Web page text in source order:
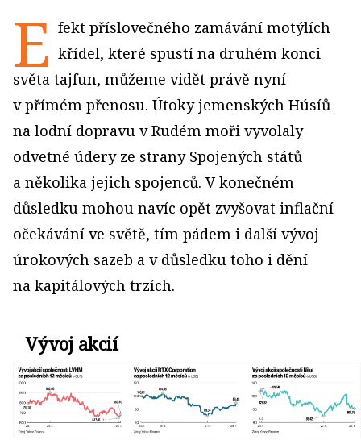
E fekt příslovečného zamávání motýlích
křídel, které spustí na druhém konci
světa tajfun, mů­žeme vidět právě nyní
v přímém přenosu. Útoky jemenských Húsíů
na lodní dopravu v Rudém moři vy­volaly
odvetné údery ze strany Spojených států
a několika jejich spojenců. V konečném
důsledku mohou navíc opět zvyšovat inflační
očekávání ve světě, tím pádem i další vývoj
úrokových sazeb a v důsledku toho i dění
na kapitálových trzích.
Vývoj akcií